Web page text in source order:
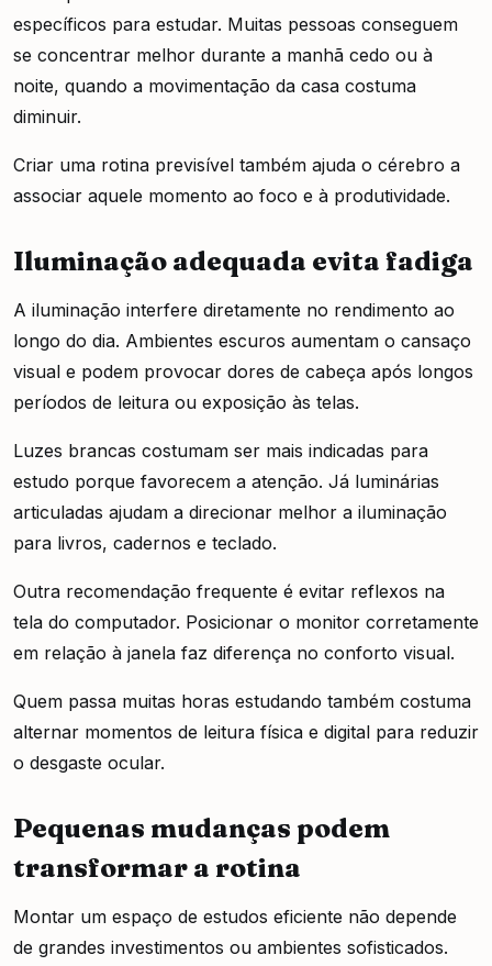
específicos para estudar. Muitas pessoas conseguem
se concentrar melhor durante a manhã cedo ou à
noite, quando a movimentação da casa costuma
diminuir.
Criar uma rotina previsível também ajuda o cérebro a
associar aquele momento ao foco e à produtividade.
Iluminação adequada evita fadiga
A iluminação interfere diretamente no rendimento ao
longo do dia. Ambientes escuros aumentam o cansaço
visual e podem provocar dores de cabeça após longos
períodos de leitura ou exposição às telas.
Luzes brancas costumam ser mais indicadas para
estudo porque favorecem a atenção. Já luminárias
articuladas ajudam a direcionar melhor a iluminação
para livros, cadernos e teclado.
Outra recomendação frequente é evitar reflexos na
tela do computador. Posicionar o monitor corretamente
em relação à janela faz diferença no conforto visual.
Quem passa muitas horas estudando também costuma
alternar momentos de leitura física e digital para reduzir
o desgaste ocular.
Pequenas mudanças podem
transformar a rotina
Montar um espaço de estudos eficiente não depende
de grandes investimentos ou ambientes sofisticados.